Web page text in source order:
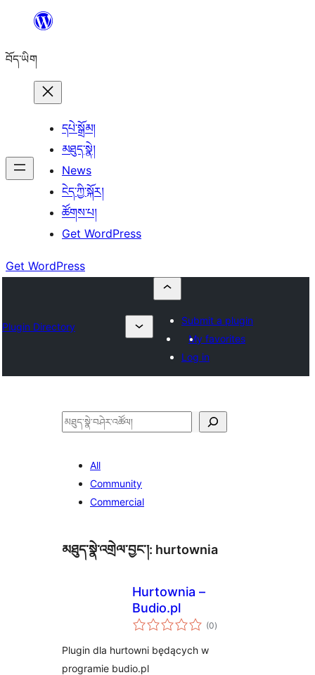
content
བོད་ཡིག
དཔེ་སྒྲོམ།
མཐུད་སྣེ།
News
ངེད་ཀྱི་སྐོར།
ཚོགས་པ།
Get WordPress
Get WordPress
Plugin Directory
Submit a plugin
My favorites
Log in
བཤེར་
All
Community
Commercial
མཐུད་སྣེ་འགྲེལ་བྱང་།: hurtownia
Hurtownia –
Budio.pl
(0གདེང་
འཇོག་
)
Plugin dla hurtowni będących w
programie budio.pl